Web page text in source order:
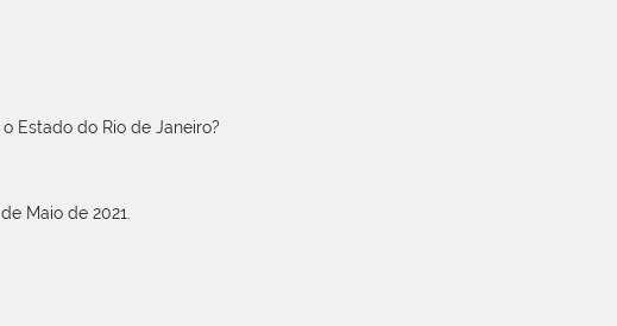
Estado do Rio de Janeiro?
Maio de 2021.